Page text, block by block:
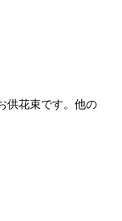
供花束です。他の